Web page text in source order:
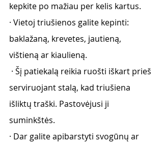
kepkite po mažiau per kelis kartus.
· Vietoj triušienos galite kepinti:
baklažaną, krevetes, jautieną,
vištieną ar kiaulieną.
serviruojant stalą, kad triušiena
išliktų traški. Pastovėjusi ji
suminkštės.
· Dar galite apibarstyti svogūnų ar